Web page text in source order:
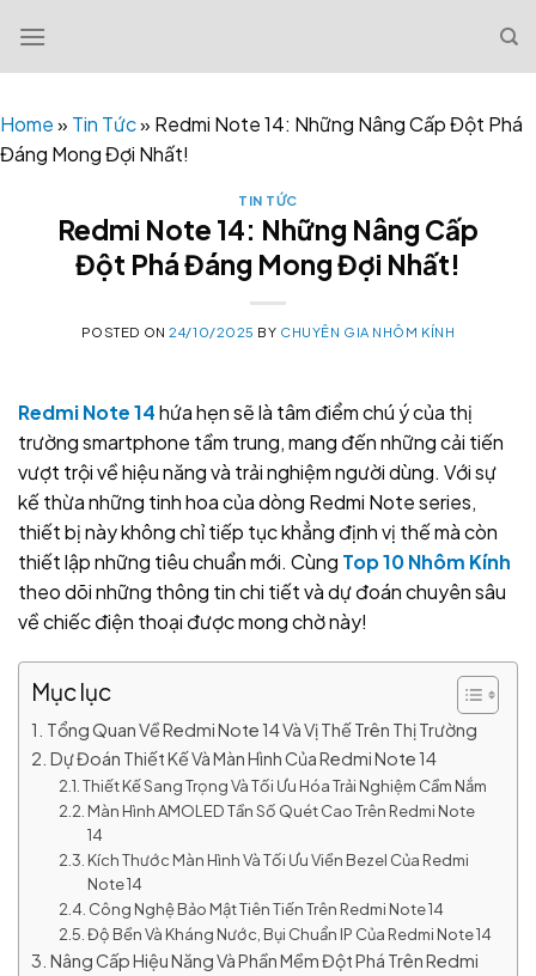
content
Home» Tin Tức» Redmi Note 14: Những Nâng Cấp Đột Phá
Đáng Mong Đợi Nhất!
TIN TỨC
Redmi Note 14: Những Nâng Cấp
Đột Phá Đáng Mong Đợi Nhất!
POSTED ON24/10/2025 BY CHUYÊN GIA NHÔM KÍNH
Redmi Note 14hứa hẹn sẽ là tâm điểm chú ý của thị
trường smartphone tầm trung, mang đến những cải tiến
vượt trội về hiệu năng và trải nghiệm người dùng. Với sự
kế thừa những tinh hoa của dòng Redmi Note series,
thiết bị này không chỉ tiếp tục khẳng định vị thế mà còn
thiết lập những tiêu chuẩn mới. Cùng Top 10 Nhôm Kính
theo dõi những thông tin chi tiết và dự đoán chuyên sâu
về chiếc điện thoại được mong chờ này!
Mục lục
Tổng Quan Về Redmi Note 14 Và Vị Thế Trên Thị Trường
Dự Đoán Thiết Kế Và Màn Hình Của Redmi Note 14
Thiết Kế Sang Trọng Và Tối Ưu Hóa Trải Nghiệm Cầm Nắm
Màn Hình AMOLED Tần Số Quét Cao Trên Redmi Note
14
Kích Thước Màn Hình Và Tối Ưu Viền Bezel Của Redmi
Note 14
Công Nghệ Bảo Mật Tiên Tiến Trên Redmi Note 14
Độ Bền Và Kháng Nước, Bụi Chuẩn IP Của Redmi Note 14
Nâng Cấp Hiệu Năng Và Phần Mềm Đột Phá Trên Redmi